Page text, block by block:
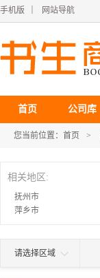
手机版 网站导航
首页 公司库
您当前位置： 首页 >
相关地区:
抚州市
萍乡市
请选择区域